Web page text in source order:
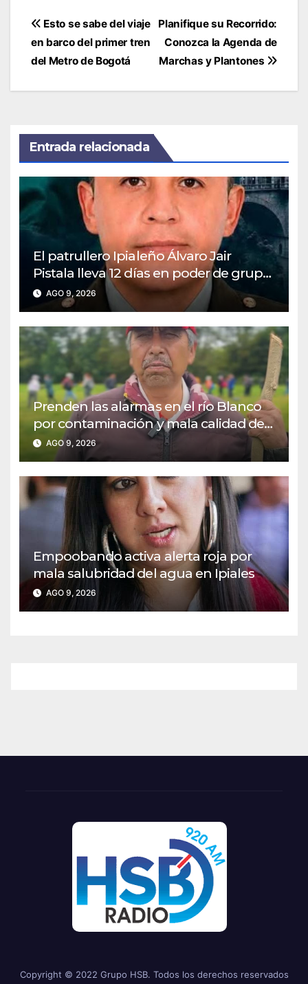
Navegación
de
entradas
Planifique su Recorrido:
Conozca la Agenda de
Marchas y Plantones
Esto se sabe del viaje
en barco del primer tren
del Metro de Bogotá
Entrada relacionada
El patrullero Ipialeño Álvaro Jair
Pistala lleva 12 días en poder de grupo
ilegal
AGO 9, 2026
Prenden las alarmas en el río Blanco
por contaminación y mala calidad del
recurso
AGO 9, 2026
Empoobando activa alerta roja por
mala salubridad del agua en Ipiales
AGO 9, 2026
Copyright © 2022 Grupo HSB. Todos los derechos reservados